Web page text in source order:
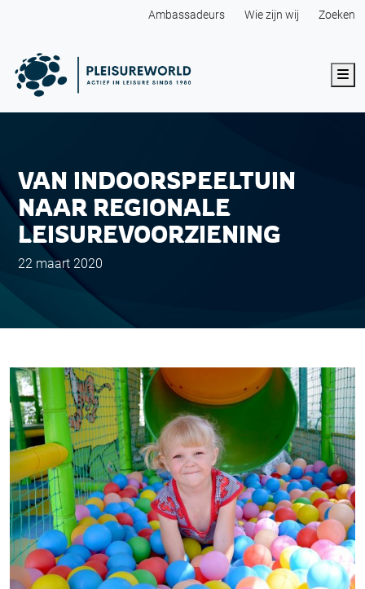
Ambassadeurs Wie zijn wij Zoeken
VAN INDOORSPEELTUIN
NAAR REGIONALE
LEISUREVOORZIENING
22 maart 2020